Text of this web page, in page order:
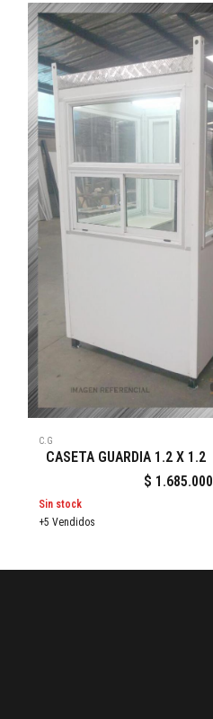
C.G
CASETA GUARDIA 1.2 X 1.2
$ 1.685.000
Sin stock
+5 Vendidos